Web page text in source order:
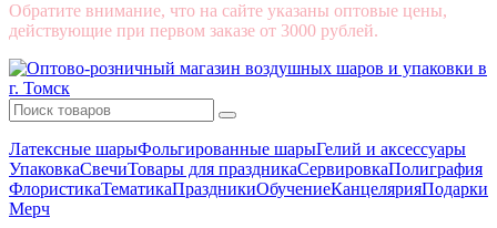
Обратите внимание, что на сайте указаны оптовые цены,
действующие при первом заказе от 3000 рублей.
Латексные шарыФольгированные шарыГелий и аксессуары
УпаковкаСвечиТовары для праздникаСервировкаПолиграфия
ФлористикаТематикаПраздникиОбучениеКанцелярияПодарки
Мерч